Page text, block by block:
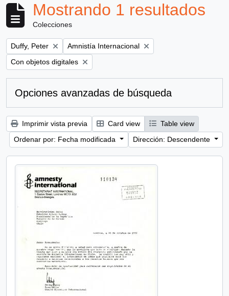
Mostrando 1 resultados
Colecciones
Remove filter:
Duffy, Peter Remove filter:
Amnistía Internacional
Remove filter:
Con objetos digitales
Opciones avanzadas de búsqueda
Imprimir vista previa Card view
Table view
Ordenar por: Fecha modificada
Dirección: Descendente